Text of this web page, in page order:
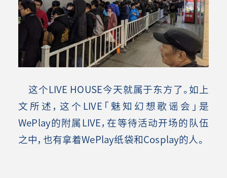
这个LIVE HOUSE今天就属于东方了。如上
文所述，这个LIVE「魅知幻想歌谣会」是
WePlay的附属LIVE，在等待活动开场的队伍
之中，也有拿着WePlay纸袋和Cosplay的人。